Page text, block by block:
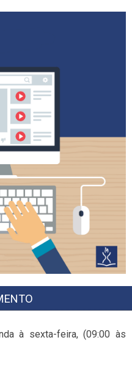
à sexta-feira, (09:00 às